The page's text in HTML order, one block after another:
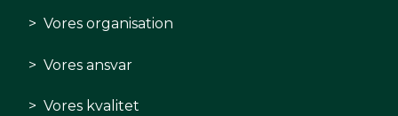
Vores organisation
Vores ansvar
Vores kvalitet